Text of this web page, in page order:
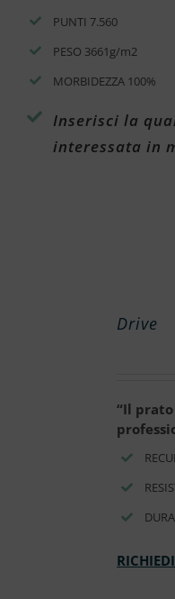
PUNTI 7.560
PESO 3661g/m2
MORBIDEZZA 100%
Inserisci la
interessata in
Drive
“Il